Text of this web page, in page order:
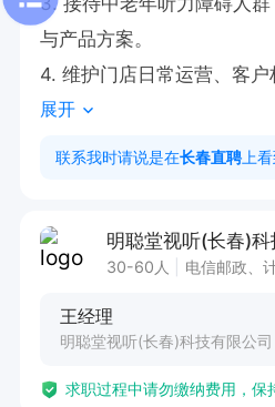
与产品方案。
4. 维护门店日常运营、客
范。
5. 配合完成门店销售与服
学、生物医学工程、医疗器
优先；有厂家认证培训证书
喉科工作经验优先； ◦ 可独
展开
联系我时请说是在长春直聘 上
明聪堂视听(长春)科
30-60人 电信邮政、
王经理
明聪堂视听(长春)科技有限公司
求职过程中请勿缴纳费用，保